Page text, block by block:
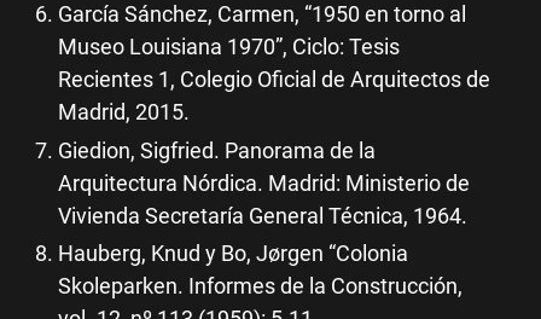
García Sánchez, Carmen, “1950 en torno al
Museo Louisiana 1970”, Ciclo: Tesis
Recientes 1, Colegio Oficial de Arquitectos de
Madrid, 2015.
Giedion, Sigfried. Panorama de la
Arquitectura Nórdica. Madrid: Ministerio de
Vivienda Secretaría General Técnica, 1964.
Hauberg, Knud y Bo, Jørgen “Colonia
Skoleparken. Informes de la Construcción,